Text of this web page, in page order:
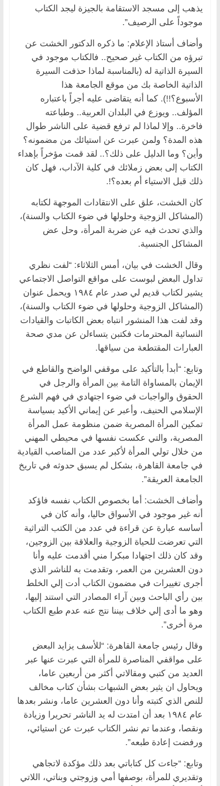
يذهب إلى مسجد الاستقامة بالجيزة ليجد الكتاب
موجوداً على الرصيف”.
وأضاف أستاذ الإعلام: ما ذكره الدكتور الخشت عن
تبرؤه من الكتاب غير صحيح.. فالكتاب موجود في
السيرة الذاتية له (بالمناسبة لماذا حذفت السيرة
الذاتية الخاصة بك من موقع الجامعة هذا
الأسبوع؟!!). كما أنه يتقاضى عليه أجراً باعتباره
المؤلف.. ويوزع في البلدان العربية.. وطباعته
فاخرة.. وإلا لماذا لم ترفع قضية على الناشر طوال
هذه المدة؟ ولمن عبرت عن استيائك من مضمونه؟
وأين؟ وما الدليل على ذلك؟.. لقد قمت مؤخراً بإهداء
الكتاب إلى بعض زملائك في كلية الآداب، فهل كان
ذلك قبل الاستياء أم بعده؟!.
كان الخشت، علق على الانتقادات الموجهة لكتابه
(المشاكل الزوجية وحلولها في ضوء الكتاب والسنة)،
والذي تحدث فيه عن ضربة المرأة، وحل عض
المشاكل الجنسية.
وقال الخشت في بيان، أمس الثلاثاء: “لفت نظري
تداول البعض لبوست على مواقع التواصل الاجتماعي
يشير لكتاب قديم لي صدر عام ١٩٨٤ ويحمل عنوان
(المشاكل الزوجية وحلولها في ضوء الكتاب والسنة)،
وقد لفت هذا المنشور انتباه بعض الكاتبات والقيادات
النسائية المحترمات فكتبن يتساءلن عن مدي صحة
العبارات المقتطعة من سياقها.
وتابع: “أبدأ بالتأكيد على موقفي الواضح والقاطع في
الإيمان بالمساواة التامة بين المرأة والرجل في
الحقوق والواجبات في ضوء اجتهادي في فهم الشرع
الإسلامي الحنيف، وأعبر عن إيماني الأكيد بسياسة
تمكين المرأة المصرية ضمن منظومة عمل المرأة
المصرية، والتي عكست نفسها في محيطي المهني
من خلال تولي المرأة لأكبر عدد من المناصب القيادية
في جامعة القاهرة، بشكل لم يسبق حدوثه في تاريخ
الجامعة العريقة”.
وأضاف الخشت: أما بخصوص الكتاب نفسه فاؤكد
أنه غير موجود في الأسواق حاليا، وأنه كان في
أساسه عبارة عن قراءة في عدد من الكتب التراثية
التي تعرضت للحياة الزوجية والعلاقة بين الزوجين،
وقد كان ذلك اجتهادا مبكرا مني أقدمت عليه وأنا
دون العشرين من العمر، وتقدمت به للناشر الذي
أجرى تغييرات في مضمون الكتاب أدت إلي الخلط
بين رأي الباحث وبين آراء المصادر التي استند إليها،
وهو ما أدى إلي خلاف بيننا نتج عنه عدم طبع الكتاب
مرة أخرى”.
وقال رئيس جامعة القاهرة: “للأسف يزايد البعض
على مواقفي المناصرة للمرأة التي عبرت عنها عبر
العديد من كتبي ومقالاتي أكثر من أربعين عاما،
ويحاول ان يثير بعض الشبهات بشأن كتاب مخالف
للنص الذي كتبته وأنا دون العشرين عاما، ونشر بعدها
عام ١٩٨٤ بعد أن امتدت له يد الناشر تحريرا وزيادة
ونقصا، وعندما تم نشر الكتاب عبرت عن استيائي،
ورفضت إعادة طبعه”.
وتابع: “جاءت كل كتاباتي بعد ذلك مؤكدة لاتجاهي
وتقديري للمرأة، بوصفها أمي وزوجتي وبناتي، اللاتي